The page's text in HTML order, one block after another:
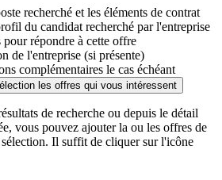
recherché et les éléments de contrat
du candidat recherché par l'entreprise
pour répondre à cette offre
de l'entreprise (si présente)
complémentaires le cas échéant
les offres qui vous intéressent
de recherche ou depuis le détail
vous pouvez ajouter la ou les offres de
Il suffit de cliquer sur l'icône